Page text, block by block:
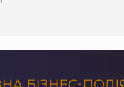
хлібобулочні